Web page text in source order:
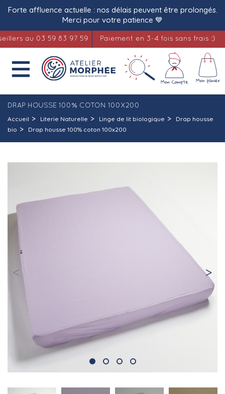
Forte affluence actuelle : nos délais peuvent être prolongés.
Merci pour votre patience 💙
au 03 59 83 97 59 Paiement en 3-4 fois sans frais :)

DRAP HOUSSE 100% COTON 100X200
Accueil Literie Naturelle Linge de lit biologique
Drap housse
bio
Drap housse 100% coton 100x200